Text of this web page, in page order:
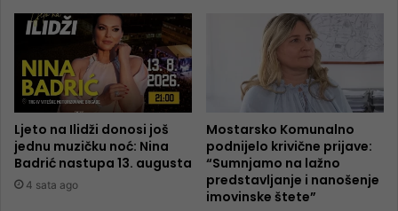
Ljeto na Ilidži donosi još
jednu muzičku noć: Nina
Badrić nastupa 13. augusta
4 sata ago
Mostarsko Komunalno
podnijelo krivične prijave:
“Sumnjamo na lažno
predstavljanje i nanošenje
imovinske štete”